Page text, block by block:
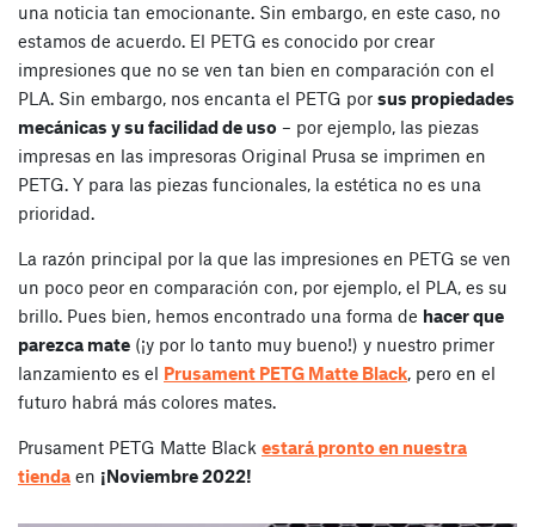
una noticia tan emocionante. Sin embargo, en este caso, no
estamos de acuerdo. El PETG es conocido por crear
impresiones que no se ven tan bien en comparación con el
PLA. Sin embargo, nos encanta el PETG por sus propiedades
mecánicas y su facilidad de uso – por ejemplo, las piezas
impresas en las impresoras Original Prusa se imprimen en
PETG. Y para las piezas funcionales, la estética no es una
prioridad.
La razón principal por la que las impresiones en PETG se ven
un poco peor en comparación con, por ejemplo, el PLA, es su
brillo. Pues bien, hemos encontrado una forma de hacer que
parezca mate (¡y por lo tanto muy bueno!) y nuestro primer
lanzamiento es el Prusament PETG Matte Black, pero en el
futuro habrá más colores mates.
Prusament PETG Matte Black estará pronto en nuestra
tienda en ¡Noviembre 2022!